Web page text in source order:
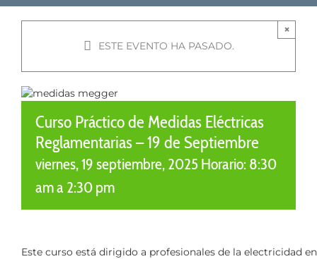
ESTE EVENTO HA PASADO.
×
Curso Práctico de Medidas Eléctricas
Reglamentarias – 19 de Septiembre
viernes, 19 septiembre, 2025 Horario: 8:30
ama 2:30 pm
Este curso está dirigido a profesionales de la electricidad